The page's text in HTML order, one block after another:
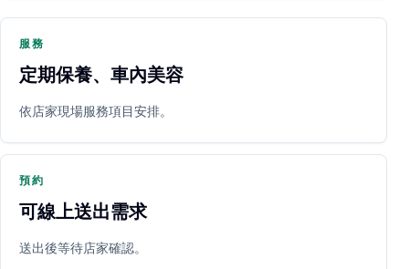
PARTNER SHOP
服務
定期保養、車內美容
依店家現場服務項目安排。
預約
可線上送出需求
送出後等待店家確認。